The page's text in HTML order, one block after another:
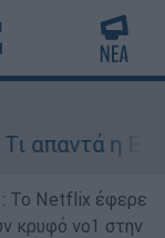
η ΕΛΑΣ
Το Netflix έφερε
κρυφό νο1 στην